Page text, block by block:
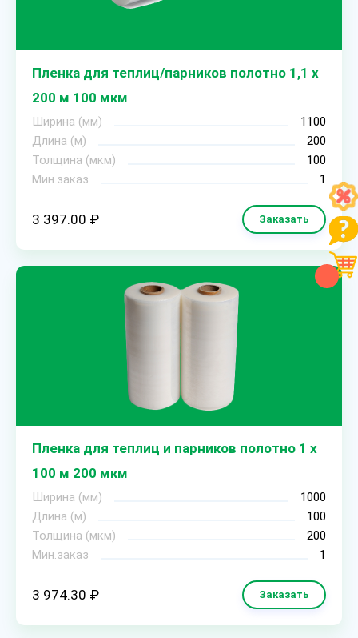
Пленка для теплиц/парников полотно 1,1 х
200 м 100 мкм
Ширина (мм)
1100
Длина (м)
200
Толщина (мкм)
100
Мин.заказ
1
3 397.00 ₽ Заказать
Пленка для теплиц и парников полотно 1 х
100 м 200 мкм
Ширина (мм)
1000
Длина (м)
100
Толщина (мкм)
200
Мин.заказ
1
3 974.30 ₽ Заказать